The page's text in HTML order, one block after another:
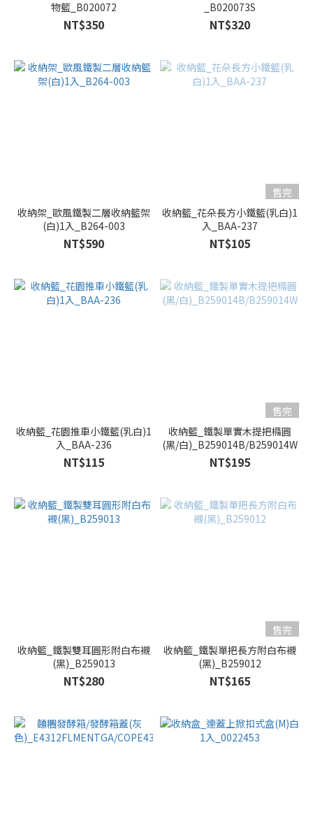
物籃_B020072
NT$350
_B020073S
NT$320
收納架_歐風鐵製二層收納籃架
(白)1入_B264-003
NT$590
售完
收納籃_花朵長方小鐵籃(乳白)1
入_BAA-237
NT$105
收納籃_花園推車小鐵籃(乳白)1
入_BAA-236
NT$115
售完
收納籃_鐵製單實木提把橢圓
(黑/白)_B259014B/B259014W
NT$195
收納籃_鐵製雙耳圓形附白布襯
(黑)_B259013
NT$280
售完
收納籃_鐵製單把長方附白布襯
(黑)_B259012
NT$165